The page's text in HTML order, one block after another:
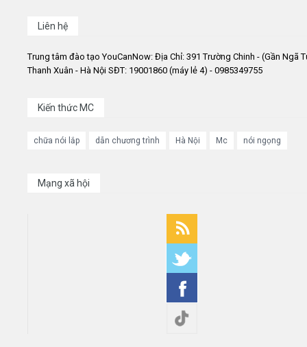
Liên hệ
Trung tâm đào tạo YouCanNow: Địa Chỉ: 391 Trường Chinh - (Gần Ngã
Thanh Xuân - Hà Nội SĐT: 19001860 (máy lẻ 4) - 0985349755
Kiến thức MC
chữa nói lắp dẫn chương trình Hà Nội Mc nói ngọng
Mạng xã hội